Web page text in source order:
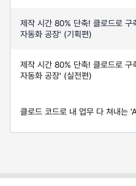
제작 시간 80% 단축! 클로드로 구
자동화 공장' (기획편)
제작 시간 80% 단축! 클로드로 구
자동화 공장' (실전편)
클로드 코드로 내 업무 다 쳐내는